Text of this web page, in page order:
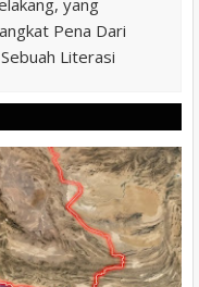
yang
Pena Dari
Literasi